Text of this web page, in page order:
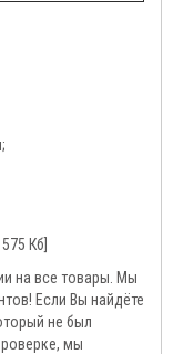
575 Кб]
на все товары. Мы
Если Вы найдёте
не был
мы